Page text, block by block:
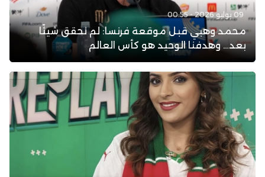
09 يوليو 2026 - 00:55
محمد وهبي قبل موقعة فرنسا: لم نحقق شيئًا
بعد… وهدفنا الوحيد هو كأس العالم